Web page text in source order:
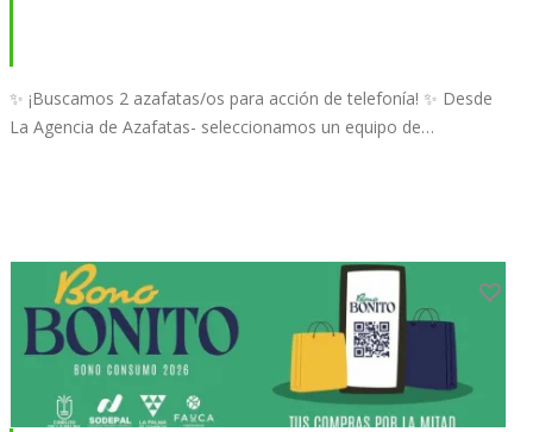
✨ ¡Buscamos 2 azafatas/os para acción de telefonía! ✨ Desde
La Agencia de Azafatas- seleccionamos un equipo de…